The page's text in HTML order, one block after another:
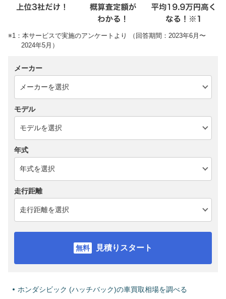
※1：本サービスで実施のアンケートより （回答期間：2023年6月〜
2024年5月）
メーカー
モデル
年式
走行距離
見積りスタート
ホンダシビック (ハッチバック)の車買取相場を調べる